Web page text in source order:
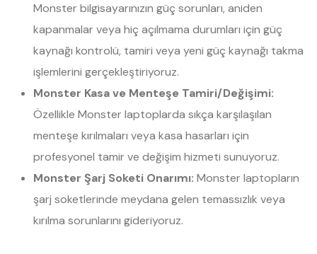
Monster bilgisayarınızın güç sorunları, aniden
kapanmalar veya hiç açılmama durumları için güç
kaynağı kontrolü, tamiri veya yeni güç kaynağı takma
işlemlerini gerçekleştiriyoruz.
Monster Kasa ve Menteşe Tamiri/Değişimi:
Özellikle Monster laptoplarda sıkça karşılaşılan
menteşe kırılmaları veya kasa hasarları için
profesyonel tamir ve değişim hizmeti sunuyoruz.
Monster Şarj Soketi Onarımı: Monster laptopların
şarj soketlerinde meydana gelen temassızlık veya
kırılma sorunlarını gideriyoruz.